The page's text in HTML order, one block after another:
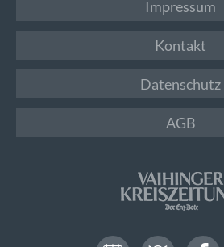
Impressum
Kontakt
Datenschutz
AGB